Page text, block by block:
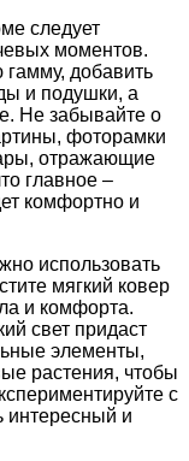
следует
моментов.
добавить
и подушки, а
Не забывайте о
фоторамки
отражающие
главное –
комфортно и
использовать
мягкий ковер
и комфорта.
свет придаст
элементы,
растения, чтобы
с
интересный и